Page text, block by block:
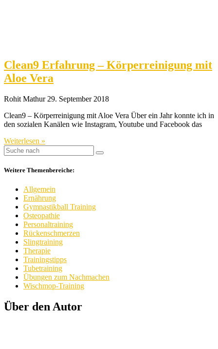
Clean9 Erfahrung – Körperreinigung mit
Aloe Vera
Rohit Mathur 29. September 2018
Clean9 – Körperreinigung mit Aloe Vera Über ein Jahr konnte ich in
den sozialen Kanälen wie Instagram, Youtube und Facebook das
Weiterlesen »
Weitere Themenbereiche:
Allgemein
Ernährung
Gymnastikball Training
Osteopathie
Personaltraining
Rückenschmerzen
Slingtraining
Therapie
Trainingstipps
Tubetraining
Übungen zum Nachmachen
Wischmop-Training
Über den Autor